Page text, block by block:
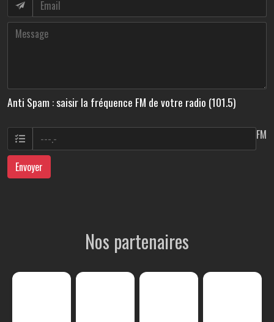
Anti Spam : saisir la fréquence FM de votre radio (101.5)
FM
Envoyer
Nos partenaires